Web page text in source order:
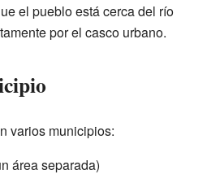
el pueblo está cerca del río
por el casco urbano.
varios municipios:
área separada)